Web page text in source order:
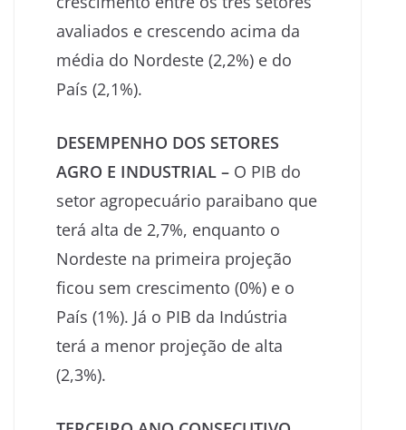
avaliados e crescendo acima da
média do Nordeste (2,2%) e do
País (2,1%).
DESEMPENHO DOS SETORES
AGRO E INDUSTRIAL – O PIB do
setor agropecuário paraibano que
terá alta de 2,7%, enquanto o
Nordeste na primeira projeção
ficou sem crescimento (0%) e o
País (1%). Já o PIB da Indústria
terá a menor projeção de alta
(2,3%).